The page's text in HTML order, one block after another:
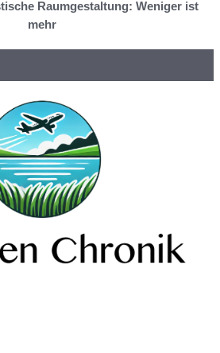
Raumgestaltung: Weniger ist
mehr